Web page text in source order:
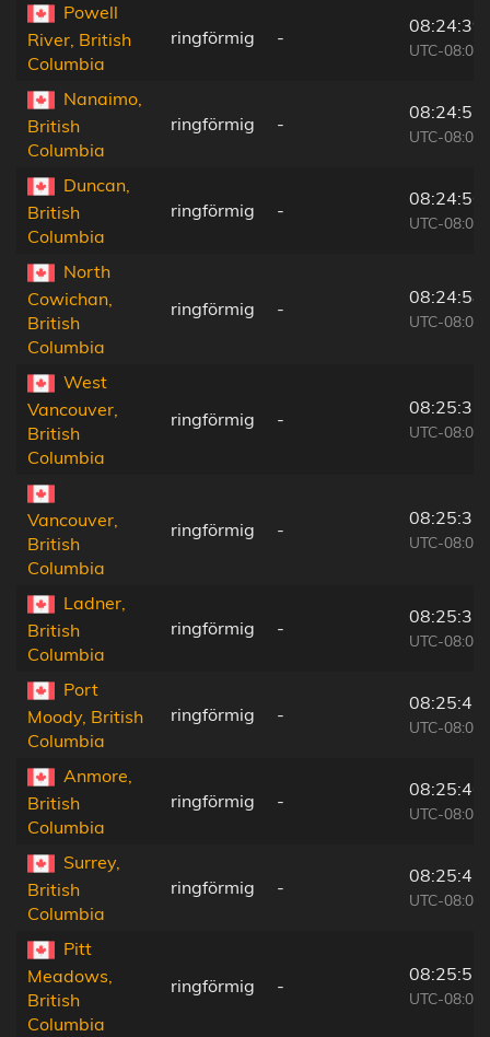
Powell
River, British
Columbia
ringförmig -
08:24:39
UTC-08:00
Nanaimo,
British
Columbia
ringförmig -
08:24:52
UTC-08:00
Duncan,
British
Columbia
ringförmig -
08:24:56
UTC-08:00
North
Cowichan,
British
Columbia
ringförmig -
08:24:58
UTC-08:00
West
Vancouver,
British
Columbia
ringförmig -
08:25:32
UTC-08:00
Vancouver,
British
Columbia
ringförmig -
08:25:32
UTC-08:00
Ladner,
British
Columbia
ringförmig -
08:25:31
UTC-08:00
Port
Moody, British
Columbia
ringförmig -
08:25:45
UTC-08:00
Anmore,
British
Columbia
ringförmig -
08:25:46
UTC-08:00
Surrey,
British
Columbia
ringförmig -
08:25:43
UTC-08:00
Pitt
Meadows,
British
Columbia
ringförmig -
08:25:52
UTC-08:00